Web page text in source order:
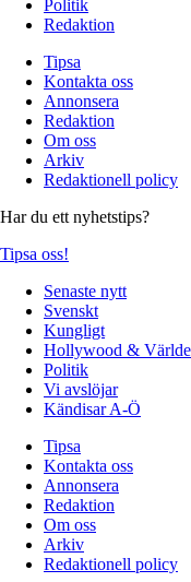
Politik
Redaktion
Tipsa
Kontakta oss
Annonsera
Redaktion
Om oss
Arkiv
Redaktionell policy
Har du ett nyhetstips?
Tipsa oss!
Senaste nytt
Svenskt
Kungligt
Hollywood &
Politik
Vi avslöjar
Kändisar A-Ö
Tipsa
Kontakta oss
Annonsera
Redaktion
Om oss
Arkiv
Redaktionell policy